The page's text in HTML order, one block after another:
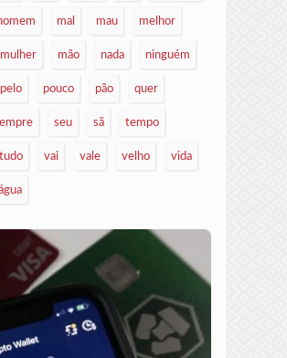
mal mau melhor
mulher mão nada ninguém
pelo pouco pão quer
seu sã tempo
tudo vai vale velho vida